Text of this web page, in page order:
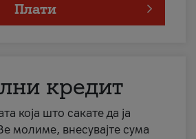
Плати
кредит
која што сакате да ја
молиме, внесувајте сума